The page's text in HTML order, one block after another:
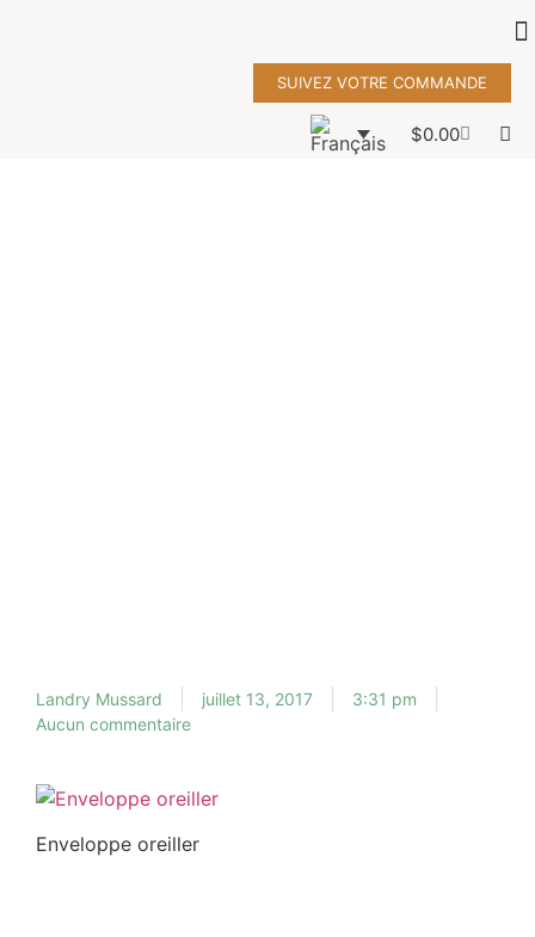
SUIVEZ VOTRE COMMANDE
$0.00
Landry Mussard juillet 13, 2017
3:31 pm
Aucun commentaire
Enveloppe oreiller